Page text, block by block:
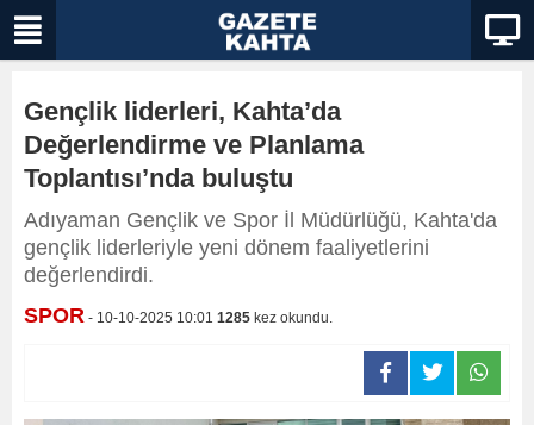
Gençlik liderleri, Kahta’da
Değerlendirme ve Planlama
Toplantısı’nda buluştu
Adıyaman Gençlik ve Spor İl Müdürlüğü, Kahta'da
gençlik liderleriyle yeni dönem faaliyetlerini
değerlendirdi.
SPOR - 10-10-2025 10:01 1285 kez okundu.